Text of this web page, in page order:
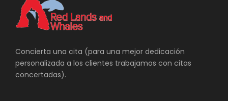
Concierta una cita (para una mejor dedicación
personalizada a los clientes trabajamos con citas
concertadas).